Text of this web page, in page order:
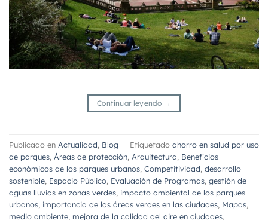
Continuar leyendo →
Publicado en Actualidad Blog | Etiquetado ahorro en salud por uso
de parques Áreas de protección Arquitectura Beneficios
económicos de los parques urbanos Competitividad desarrollo
sostenible Espacio Público Evaluación de Programas gestión de
aguas lluvias en zonas verdes impacto ambiental de los parques
urbanos importancia de las áreas verdes en las ciudades Mapas
medio ambiente mejora de la calidad del aire en ciudades